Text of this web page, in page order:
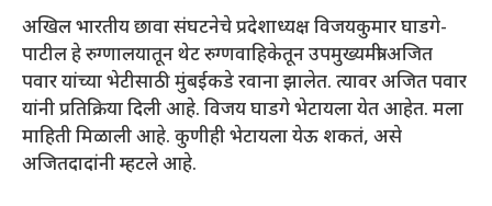
अखिल भारतीय छावा संघटनेचे प्रदेशाध्यक्ष विजयकुमार घाडगे-
पाटील हे रुग्णालयातून थेट रुग्णवाहिकेतून उपमुख्यमंत्री अजित
पवार यांच्या भेटीसाठी मुंबईकडे रवाना झालेत. त्यावर अजित पवार
यांनी प्रतिक्रिया दिली आहे. विजय घाडगे भेटायला येत आहेत. मला
माहिती मिळाली आहे. कुणीही भेटायला येऊ शकतं, असे
अजितदादांनी म्हटले आहे.